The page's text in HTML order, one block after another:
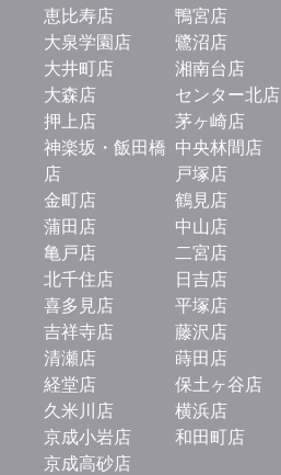
恵比寿店
大泉学園店
大井町店
大森店
押上店
神楽坂・飯田橋
店
金町店
蒲田店
亀戸店
北千住店
喜多見店
吉祥寺店
清瀬店
経堂店
久米川店
京成小岩店
京成高砂店
鴨宮店
鷺沼店
湘南台店
センター北店
茅ヶ崎店
中央林間店
戸塚店
鶴見店
中山店
二宮店
日吉店
平塚店
藤沢店
蒔田店
保土ヶ谷店
横浜店
和田町店